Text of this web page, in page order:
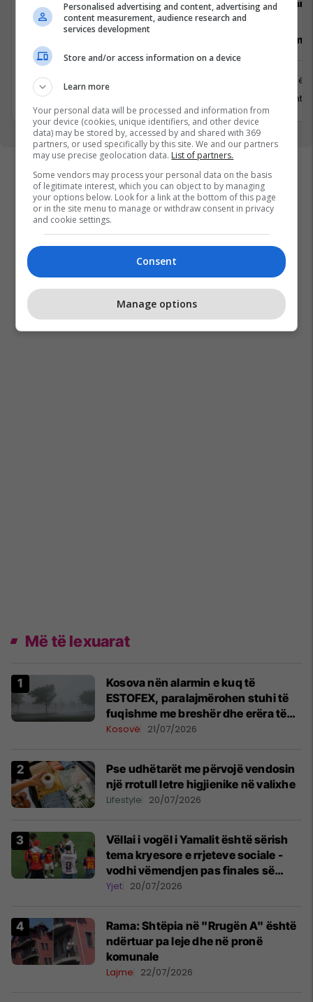
Avedo Kosovo
Prishtinë
31 Korrik 2026
Vozitës
Prishtinë
13 Gusht
Më të lexuarat
Kosova nën alarmin e kuq të
ESTOFEX, paralajmërohen stuhi të
fuqishme me breshër dhe erëra të
forta
Kosovë 21/07/2026
Pse udhëtarët me përvojë vendosin
një rrotull letre higjienike në valixhe
Lifestyle 20/07/2026
Vëllai i vogël i Yamalit është sërish
tema kryesore e rrjeteve sociale -
vodhi vëmendjen pas finales së
Kupës së Botës
Yjet 20/07/2026
Rama: Shtëpia në "Rrugën A" është
ndërtuar pa leje dhe në pronë
komunale
Lajme 22/07/2026
Personalised advertising and content, advertising and
content measurement, audience research and
services development
Store and/or access information on a device
Learn more
Your personal data will be processed and information from
your device (cookies, unique identifiers, and other device
data) may be stored by, accessed by and shared with 369
partners, or used specifically by this site. We and our partners
may use precise geolocation data. List of partners.
Some vendors may process your personal data on the basis
of legitimate interest, which you can object to by managing
your options below. Look for a link at the bottom of this page
or in the site menu to manage or withdraw consent in privacy
and cookie settings.
Consent
Manage options